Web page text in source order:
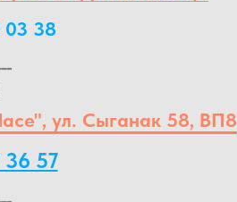
03 38
ул. Сыганак 58, ВП8
36 57